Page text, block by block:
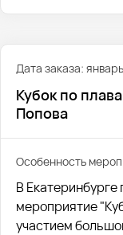
Дата заказа:
Кубок по
Попова
Особенность
В
мероприятие
участием